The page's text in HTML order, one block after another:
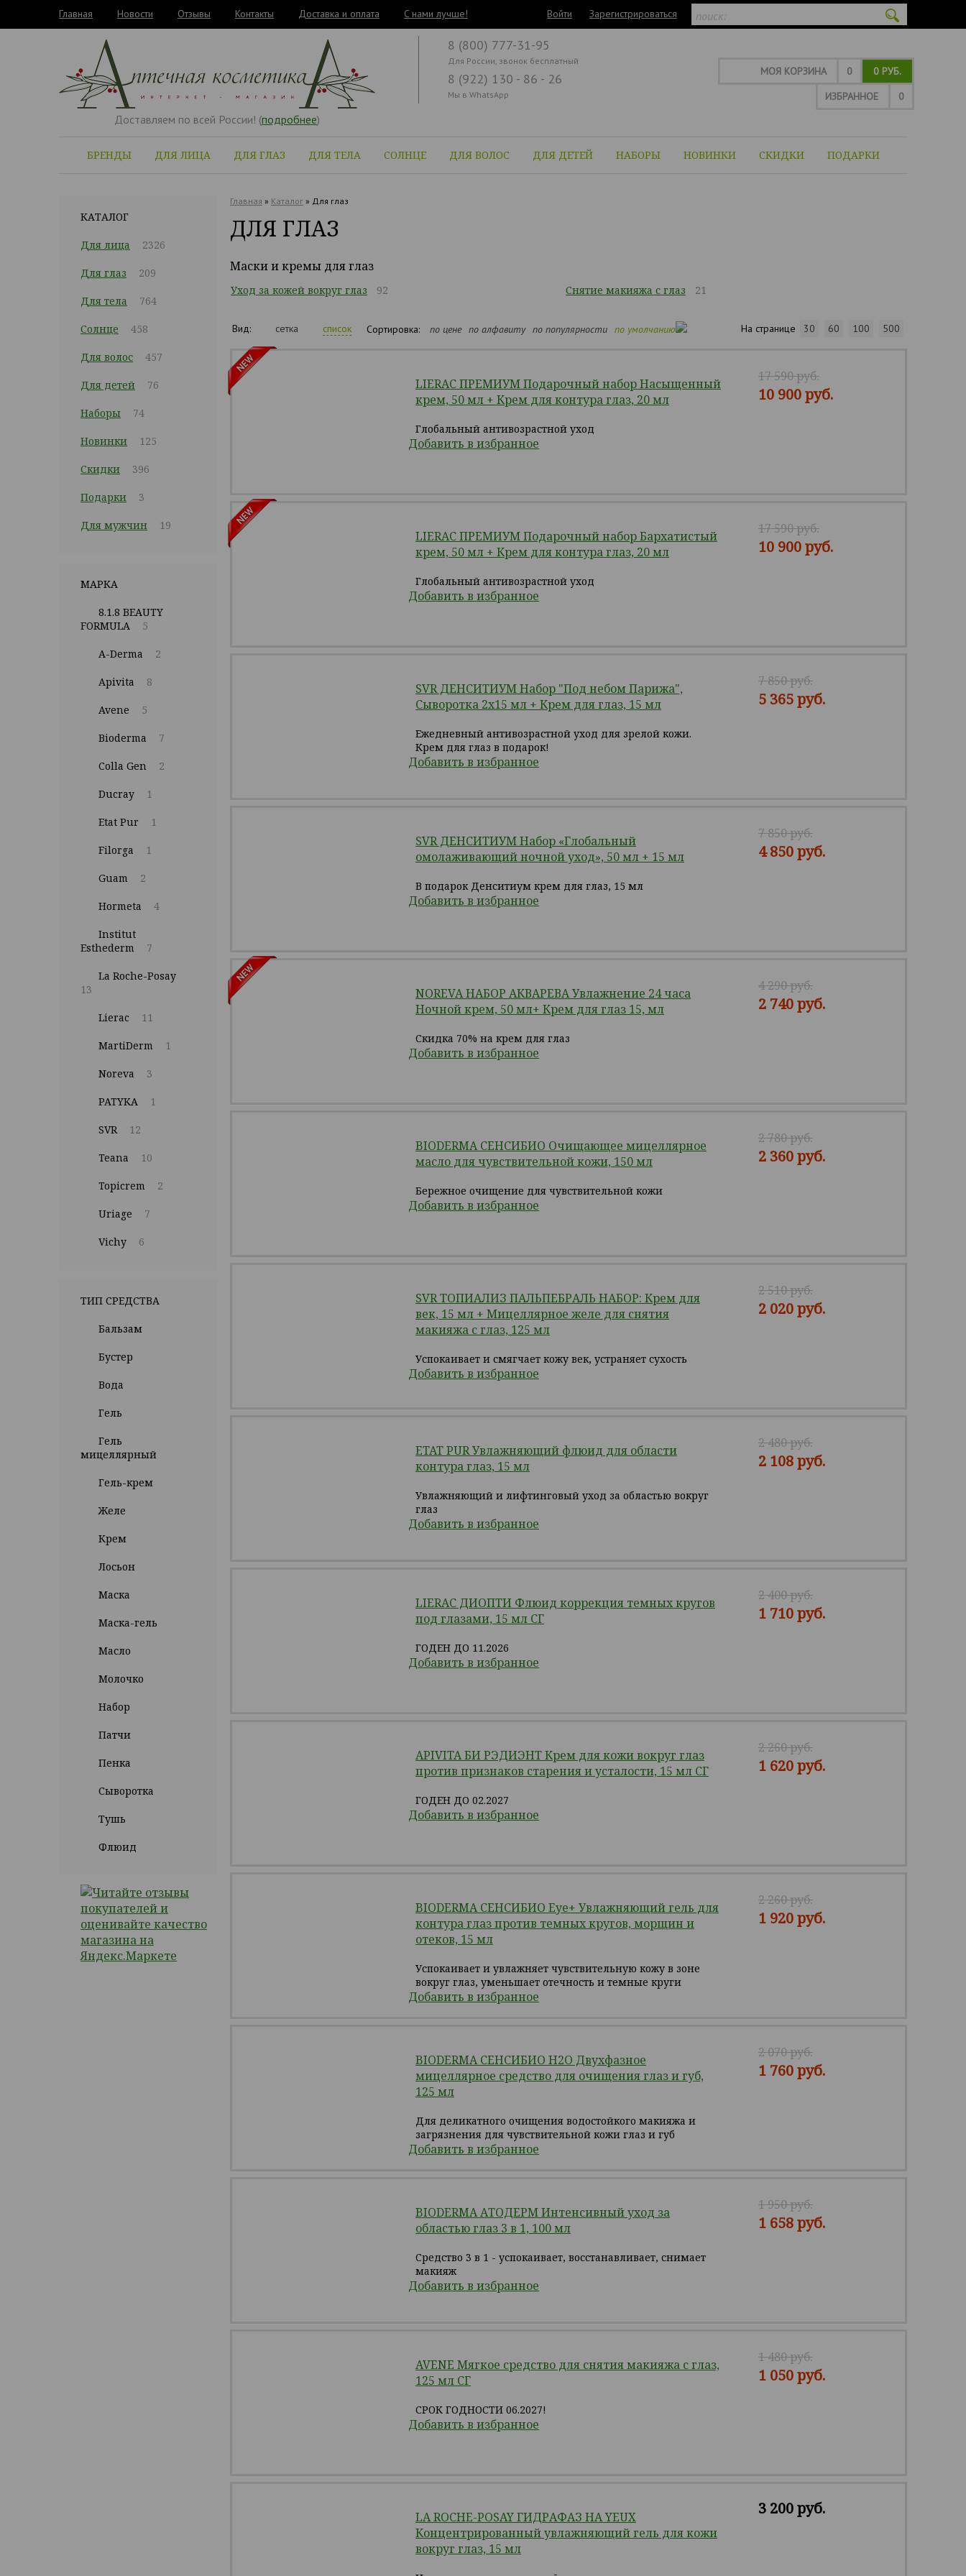
Главная Новости Отзывы Контакты Доставка и оплата C нами лучше! Войти Зарегистрироваться
Доставляем по всей России! (подробнее)
МОЯ КОРЗИНА 0
0 РУБ.
ИЗБРАННОЕ
0
БРЕНДЫ ДЛЯ ЛИЦА ДЛЯ ГЛАЗ ДЛЯ ТЕЛА СОЛНЦЕ ДЛЯ ВОЛОС ДЛЯ ДЕТЕЙ НАБОРЫ НОВИНКИ СКИДКИ ПОДАРКИ
8 (800) 777-31-95
Для России, звонок бесплатный
8 (922) 130 - 86 - 26
Мы в WhatsApp
КАТАЛОГ
Для лица 2326
Для глаз 209
Для тела 764
Солнце 458
Для волос 457
Для детей 76
Наборы 74
Новинки 125
Скидки 396
Подарки 3
Для мужчин 19
МАРКА
8.1.8 BEAUTY
FORMULA
5
A-Derma 2
Apivita 8
Avene 5
Bioderma 7
Colla Gen 2
Ducray 1
Etat Pur 1
Filorga 1
Guam 2
Hormeta 4
Institut
Esthederm
7
La Roche-Posay
13
Lierac 11
MartiDerm 1
Noreva 3
PATYKA 1
SVR 12
Teana 10
Topicrem 2
Uriage 7
Vichy 6
ТИП СРЕДСТВА
Бальзам
Бустер
Вода
Гель
Гель
мицеллярный
Гель-крем
Желе
Крем
Лосьон
Маска
Маска-гель
Масло
Молочко
Набор
Патчи
Пенка
Сыворотка
Тушь
Флюид
Главная » Каталог » Для глаз
ДЛЯ ГЛАЗ
Маски и кремы для глаз
Уход за кожей вокруг глаз 92 Снятие макияжа с глаз 21
Вид: сетка список Сортировка: по цене по алфавиту по популярности по умолчанию На странице 30 60 100 500
LIERAC ПРЕМИУМ Подарочный набор Насыщенный
крем, 50 мл + Крем для контура глаз, 20 мл
Глобальный антивозрастной уход
Добавить в избранное
17 590 руб.
10 900 руб.
LIERAC ПРЕМИУМ Подарочный набор Бархатистый
крем, 50 мл + Крем для контура глаз, 20 мл
Глобальный антивозрастной уход
Добавить в избранное
17 590 руб.
10 900 руб.
SVR ДЕНСИТИУМ Набор "Под небом Парижа",
Сыворотка 2х15 мл + Крем для глаз, 15 мл
Ежедневный антивозрастной уход для зрелой кожи.
Крем для глаз в подарок!
Добавить в избранное
7 850 руб.
5 365 руб.
SVR ДЕНСИТИУМ Набор «Глобальный
омолаживающий ночной уход», 50 мл + 15 мл
В подарок Денситиум крем для глаз, 15 мл
Добавить в избранное
7 850 руб.
4 850 руб.
NOREVA НАБОР АКВАРЕВА Увлажнение 24 часа
Ночной крем, 50 мл+ Крем для глаз 15, мл
Скидка 70% на крем для глаз
Добавить в избранное
4 290 руб.
2 740 руб.
BIODERMA СЕНСИБИО Очищающее мицеллярное
масло для чувствительной кожи, 150 мл
Бережное очищение для чувствительной кожи
Добавить в избранное
2 780 руб.
2 360 руб.
SVR ТОПИАЛИЗ ПАЛЬПЕБРАЛЬ НАБОР: Крем для
век, 15 мл + Мицеллярное желе для снятия
макияжа с глаз, 125 мл
Успокаивает и смягчает кожу век, устраняет сухость
Добавить в избранное
2 510 руб.
2 020 руб.
ETAT PUR Увлажняющий флюид для области
контура глаз, 15 мл
Увлажняющий и лифтинговый уход за областью вокруг
глаз
Добавить в избранное
2 480 руб.
2 108 руб.
LIERAC ДИОПТИ Флюид коррекция темных кругов
под глазами, 15 мл СГ
ГОДЕН ДО 11.2026
Добавить в избранное
2 400 руб.
1 710 руб.
APIVITA БИ РЭДИЭНТ Крем для кожи вокруг глаз
против признаков старения и усталости, 15 мл СГ
ГОДЕН ДО 02.2027
Добавить в избранное
2 260 руб.
1 620 руб.
BIODERMA СЕНСИБИО Eye+ Увлажняющий гель для
контура глаз против темных кругов, морщин и
отеков, 15 мл
Успокаивает и увлажняет чувствительную кожу в зоне
вокруг глаз, уменьшает отечность и темные круги
Добавить в избранное
2 260 руб.
1 920 руб.
BIODERMA СЕНСИБИО H2O Двухфазное
мицеллярное средство для очищения глаз и губ,
125 мл
Для деликатного очищения водостойкого макияжа и
загрязнения для чувствительной кожи глаз и губ
Добавить в избранное
2 070 руб.
1 760 руб.
BIODERMA АТОДЕРМ Интенсивный уход за
областью глаз 3 в 1, 100 мл
Средство 3 в 1 - успокаивает, восстанавливает, снимает
макияж
Добавить в избранное
1 950 руб.
1 658 руб.
AVENE Мягкое средство для снятия макияжа с глаз,
125 мл СГ
СРОК ГОДНОСТИ 06.2027!
Добавить в избранное
1 480 руб.
1 050 руб.
LA ROCHE-POSAY ГИДРАФАЗ НА YEUX
Концентрированный увлажняющий гель для кожи
вокруг глаз, 15 мл
3 200 руб.